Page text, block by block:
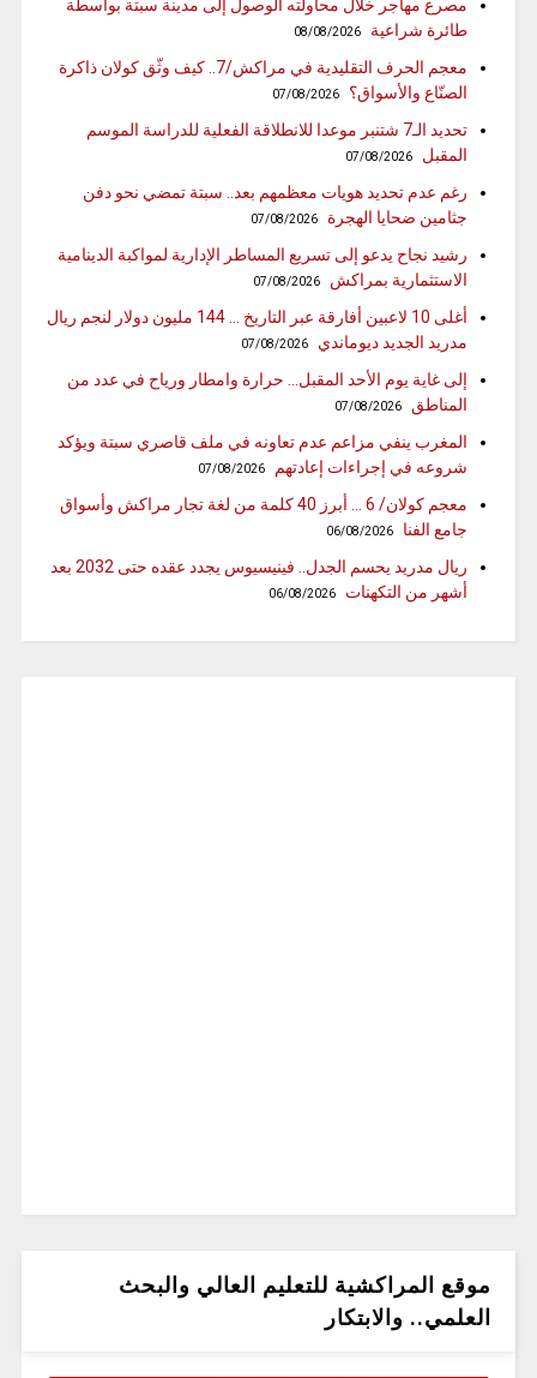
مصرع مهاجر خلال محاولته الوصول إلى مدينة سبتة بواسطة
طائرة شراعية
08/08/2026
معجم الحرف التقليدية في مراكش/7.. كيف وثّق كولان ذاكرة
الصنّاع والأسواق؟
07/08/2026
تحديد الـ7 شتنبر موعدا للانطلاقة الفعلية للدراسة الموسم
المقبل
07/08/2026
رغم عدم تحديد هويات معظمهم بعد.. سبتة تمضي نحو دفن
جثامين ضحايا الهجرة
07/08/2026
رشيد نجاح يدعو إلى تسريع المساطر الإدارية لمواكبة الدينامية
الاستثمارية بمراكش
07/08/2026
أغلى 10 لاعبين أفارقة عبر التاريخ … 144 مليون دولار لنجم ريال
مدريد الجديد ديوماندي
07/08/2026
إلى غاية يوم الأحد المقبل… حرارة وامطار ورياح في عدد من
المناطق
07/08/2026
المغرب ينفي مزاعم عدم تعاونه في ملف قاصري سبتة ويؤكد
شروعه في إجراءات إعادتهم
07/08/2026
معجم كولان/ 6 … أبرز 40 كلمة من لغة تجار مراكش وأسواق
جامع الفنا
06/08/2026
ريال مدريد يحسم الجدل.. فينيسيوس يجدد عقده حتى 2032 بعد
أشهر من التكهنات
06/08/2026
موقع المراكشية للتعليم العالي والبحث
العلمي.. والابتكار